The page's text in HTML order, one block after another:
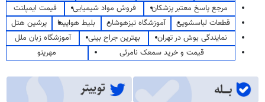
مرجع پاسخ معتبر پزشکان
فروش مواد شیمیایی
قیمت ایمپلنت
قطعات لباسشویی
آموزشگاه تیزهوشان بلیط هواپیما
پرشین هتل
نمایندگی بوش در تهران
بهترین جراح بینی
آموزشگاه زبان ملل
قیمت و خرید سمعک نامرئی
مهرینو